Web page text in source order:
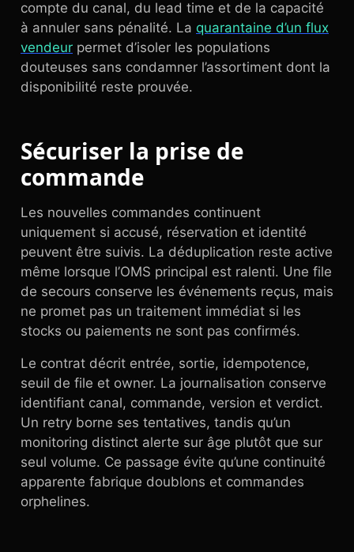
compte du canal, du lead time et de la capacité
à annuler sans pénalité. La quarantaine d’un flux
vendeur permet d’isoler les populations
douteuses sans condamner l’assortiment dont la
disponibilité reste prouvée.
Sécuriser la prise de
commande
Les nouvelles commandes continuent
uniquement si accusé, réservation et identité
peuvent être suivis. La déduplication reste active
même lorsque l’OMS principal est ralenti. Une file
de secours conserve les événements reçus, mais
ne promet pas un traitement immédiat si les
stocks ou paiements ne sont pas confirmés.
Le contrat décrit entrée, sortie, idempotence,
seuil de file et owner. La journalisation conserve
identifiant canal, commande, version et verdict.
Un retry borne ses tentatives, tandis qu’un
monitoring distinct alerte sur âge plutôt que sur
seul volume. Ce passage évite qu’une continuité
apparente fabrique doublons et commandes
orphelines.